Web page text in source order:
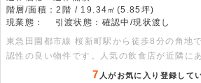
階層/面積：2階 / 19.34㎡(5.85坪)
現業態：
引渡状態：確認中/現状渡し
東急田園都市線 桜新町駅から徒歩8分の角地
認性の良い物件です。人気の飲食店が近隣に
に立地しています。2階部分、面積は5.85坪
7 人がお気に入り登録して